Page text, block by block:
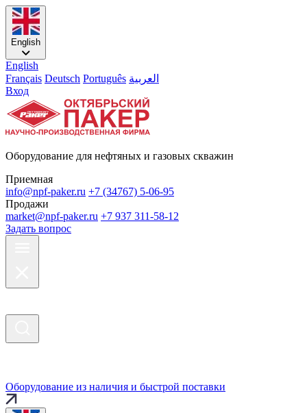
English
English
Français Deutsch Português العربية
Вход
Оборудование для нефтяных и газовых скважин
Приемная
info@npf-paker.ru +7 (34767) 5-06-95
Продажи
market@npf-paker.ru +7 937 311-58-12
Задать вопрос
Оборудование из наличия и быстрой поставки